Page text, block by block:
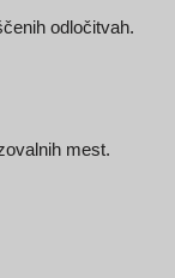
odločitvah.
mest.